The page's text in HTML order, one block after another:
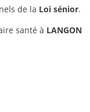
de la Loi sénior.
santé à LANGON